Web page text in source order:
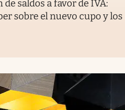
saldos a favor de IVA:
sobre el nuevo cupo y los